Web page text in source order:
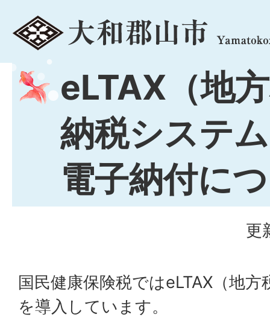
menu
eLTAX（地
納税システ
電子納付に
更
国民健康保険税ではeLTAX（地
を導入しています。